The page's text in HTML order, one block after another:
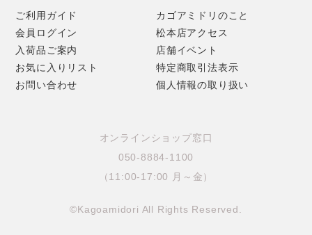
ご利用ガイド
会員ログイン
入荷品ご案内
お気に入りリスト
お問い合わせ
カゴアミドリのこと
松本店アクセス
店舗イベント
特定商取引法表示
個人情報の取り扱い
オンラインショップ窓口
050-8884-1100
（11:00-17:00 月～金）
©Kagoamidori All Rights Reserved.